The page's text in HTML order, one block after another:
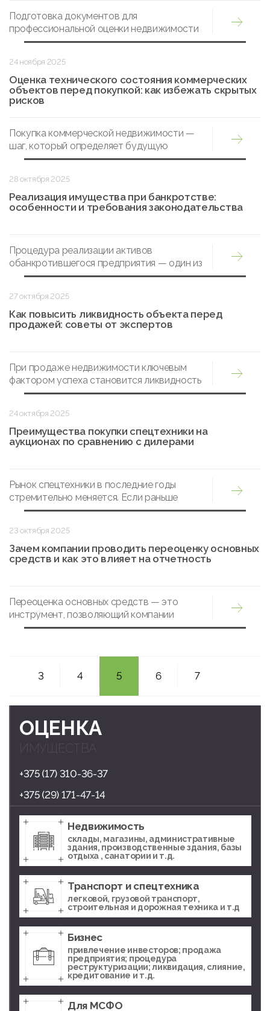
Подготовка документов для
профессиональной оценки недвижимости
кажется простой задачей, однако на
сталкиваются с задержками и
дополнительными затратами из-за
элементарных ошибок.
24 ноября 2025
Оценка технического состояния коммерческих
объектов перед покупкой: как избежать скрытых
рисков
Покупка коммерческой недвижимости —
шаг, который определяет будущую
эффективность бизнеса на годы вперёд.
28 октября 2025
Реализация имущества при банкротстве:
особенности и требования законодательства
Процедура реализации активов
обанкротившегося предприятия — один из
ключевых этапов банкротства.
27 октября 2025
Как повысить ликвидность объекта перед
продажей: советы от экспертов
При продаже недвижимости ключевым
фактором успеха становится ликвидность
объекта — то есть скорость, с которой его
24 октября 2025
Преимущества покупки спецтехники на
аукционах по сравнению с дилерами
Рынок спецтехники в последние годы
стремительно меняется. Если раньше
основным способом покупки были
больше компаний и фермерских хозяйств
выбирают онлайн аукцион как более гибкий
и выгодный инструмент.
23 октября 2025
Зачем компании проводить переоценку основных
средств и как это влияет на отчетность
Переоценка основных средств — это
инструмент, позволяющий компании
поддерживать достоверность своих
3 4 5 6 7
ОЦЕНКА
ИМУЩЕСТВА
+375 (17) 310-36-37
+375 (29) 171-47-14
Недвижимость
склады, магазины, административные
здания, производственные здания, базы
отдыха , санатории и т.д.
Транспорт и спецтехника
легковой, грузовой транспорт,
строительная и дорожная техника и т.д
Бизнес
привлечение инвесторов; продажа
предприятия; процедура
реструктуризации; ликвидация, слияние,
кредитование и т.д.
Для МСФО